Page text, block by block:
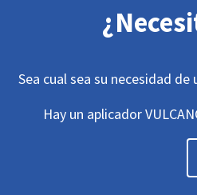
Sea cual sea su necesidad
Hay un aplicador